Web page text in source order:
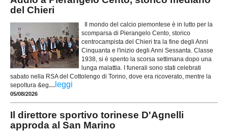
del Chieri
Il mondo del calcio piemontese è in lutto per la
scomparsa di Pierangelo Cento, storico
centrocampista del Chieri tra la fine degli Anni
Cinquanta e l'inizio degli Anni Sessanta. Classe
1938, si è spento la scorsa settimana dopo una
lunga malattia. I funerali sono stati celebrati
sabato nella RSA del Cottolengo di Torino, dove era ricoverato, mentre la
sepoltura &eg... leggi
05/08/2026
Il direttore sportivo torinese D'Agnelli
approda al San Marino